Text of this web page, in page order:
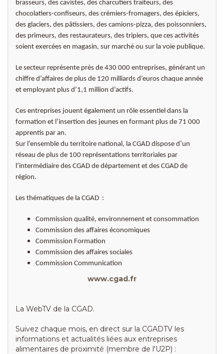
brasseurs, des cavistes, des charcutiers traiteurs, des
chocolatiers-confiseurs, des crémiers-fromagers, des épiciers,
des glaciers, des pâtissiers, des camions-pizza, des poissonniers,
des primeurs, des restaurateurs, des tripiers, que ces activités
soient exercées en magasin, sur marché ou sur la voie publique.
Le secteur représente près de 430 000 entreprises, générant un
chiffre d’affaires de plus de 120 milliards d’euros chaque année
et employant plus d’1,1 million d’actifs.
Ces entreprises jouent également un rôle essentiel dans la
formation et l’insertion des jeunes en formant plus de 71 000
apprentis par an.
Sur l’ensemble du territoire national, la CGAD dispose d’un
réseau de plus de 100 représentations territoriales par
l’intermédiaire des CGAD de département et des CGAD de
région.
Les thématiques de la CGAD :
Commission qualité, environnement et consommation
Commission des affaires économiques
Commission Formation
Commission des affaires sociales
Commission Communication
www.cgad.fr
La WebTV de la CGAD.
Suivez chaque mois, en direct sur la CGADTV les
informations et actualités liées aux entreprises
alimentaires de proximité (membre de l'U2P) :